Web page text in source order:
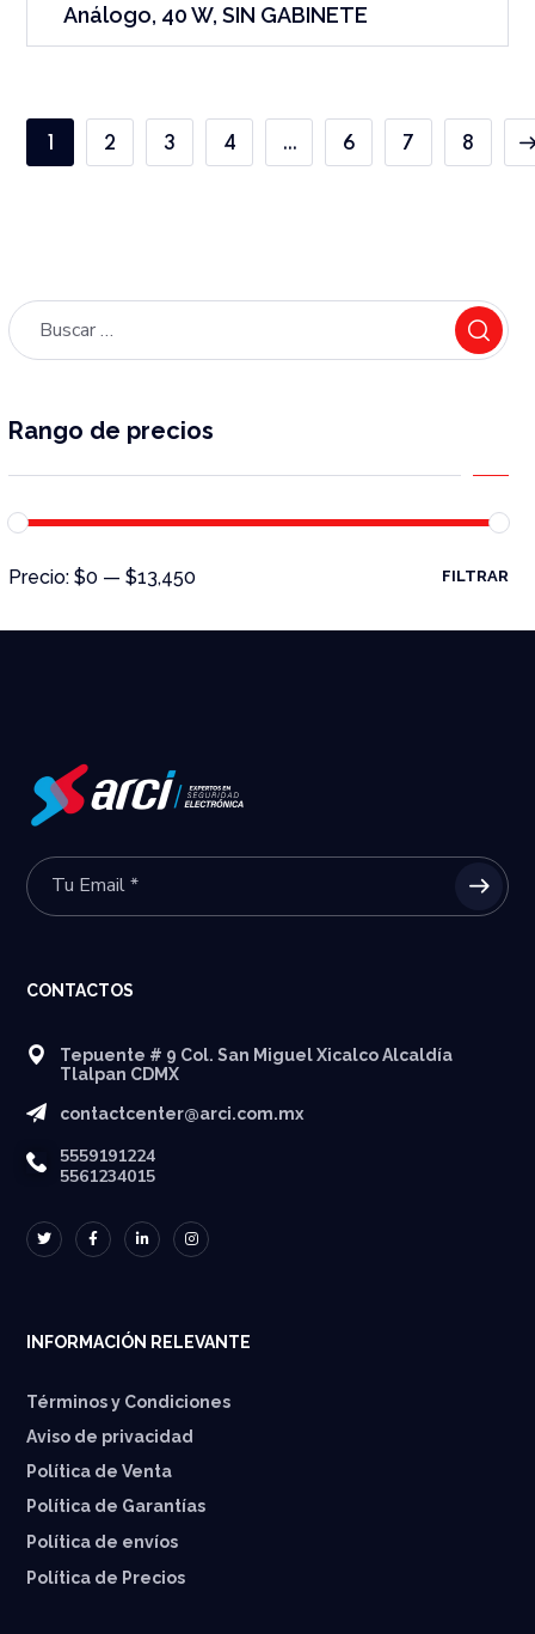
Análogo, 40 W, SIN GABINETE
2 3 4 … 6 7 8
Rango de precios
FILTRAR
Precio:$0 —$13,450
CONTACTOS
Tepuente # 9 Col. San Miguel Xicalco Alcaldía
Tlalpan CDMX
contactcenter@arci.com.mx
5559191224
5561234015
INFORMACIÓN RELEVANTE
Términos y Condiciones
Aviso de privacidad
Política de Venta
Política de Garantías
⁠Política de envíos
Política de Precios